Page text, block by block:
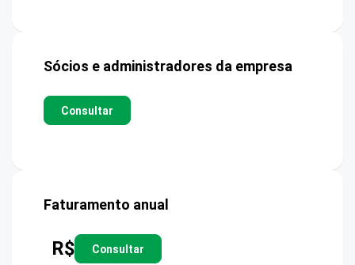
Sócios e administradores da empresa
Consultar
Faturamento anual
R$ Consultar